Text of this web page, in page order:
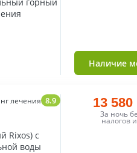
Наличие
лечения 8.9
Rixos) с
воды
13 580
За ночь
налогов